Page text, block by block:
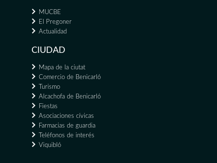
MUCBE
El Pregoner
Actualidad
CIUDAD
Mapa de la ciutat
Comercio de Benicarló
Turismo
Alcachofa de Benicarló
Fiestas
Asociaciones cívicas
Farmacias de guardia
Teléfonos de interés
Viquibló